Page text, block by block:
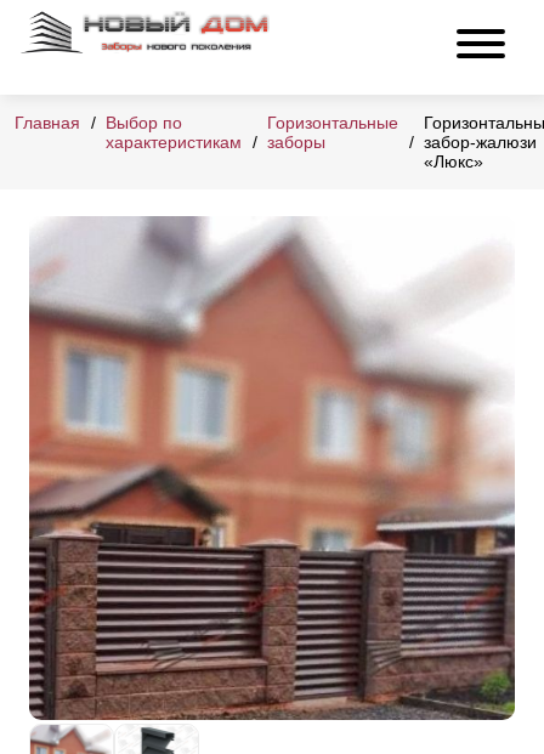
Главная
Выбор по
характеристикам
Горизонтальные
заборы
забор-жалюзи
«Люкс»